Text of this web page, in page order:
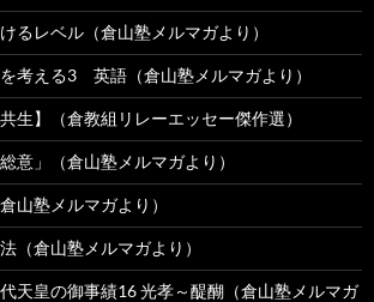
るレベル（倉山塾メルマガより）
考える3 英語（倉山塾メルマガより）
生】（倉教組リレーエッセー傑作選）
意」（倉山塾メルマガより）
山塾メルマガより）
（倉山塾メルマガより）
天皇の御事績16 光孝～醍醐（倉山塾メルマガ